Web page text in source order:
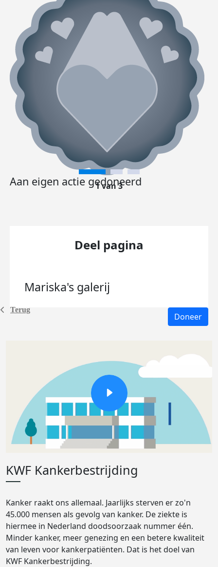
Terug
Aan eigen actie gedoneerd
1 van 3
Deel pagina
Mariska's galerij
Doneer
KWF Kankerbestrijding
Kanker raakt ons allemaal. Jaarlijks sterven er zo'n
45.000 mensen als gevolg van kanker. De ziekte is
hiermee in Nederland doodsoorzaak nummer één.
Minder kanker, meer genezing en een betere kwaliteit
van leven voor kankerpatiënten. Dat is het doel van
KWF Kankerbestrijding.